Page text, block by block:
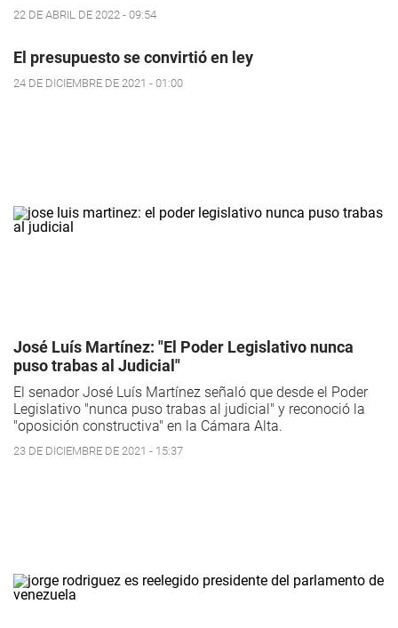
22 DE ABRIL DE 2022 - 09:54
El presupuesto se convirtió en ley
24 DE DICIEMBRE DE 2021 - 01:00
José Luís Martínez: "El Poder Legislativo nunca
puso trabas al Judicial"
El senador José Luís Martínez señaló que desde el Poder
Legislativo "nunca puso trabas al judicial" y reconoció la
"oposición constructiva" en la Cámara Alta.
23 DE DICIEMBRE DE 2021 - 15:37